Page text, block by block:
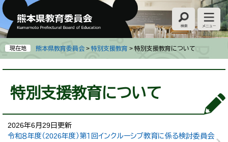
ペ
ー
ジ
の
先
頭
で
メ
ニ
ュ
ー
を
飛
ば
現在地 熊本県教育委員会 > 特別支援教育 > 特別支援教育について
特別支援教育について
2026年6月29日更新
令和８年度（2026年度）第１回インクルーシブ教育に係る検討委員会